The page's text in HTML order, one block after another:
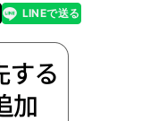
LINEで送る